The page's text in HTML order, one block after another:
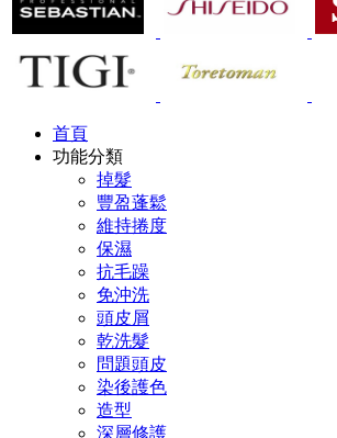
首頁
功能分類
掉髮
豐盈蓬鬆
維持捲度
保濕
抗毛躁
免沖洗
頭皮屑
乾洗髮
問題頭皮
染後護色
造型
深層修護